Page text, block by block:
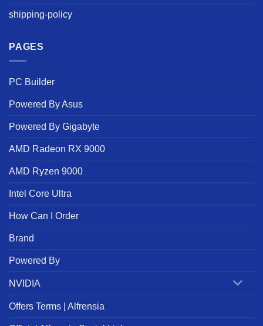
shipping-policy
PAGES
PC Builder
Powered By Asus
Powered By Gigabyte
AMD Radeon RX 9000
AMD Ryzen 9000
Intel Core Ultra
How Can I Order
Brand
Powered By
NVIDIA
Offers Terms | Alfrensia